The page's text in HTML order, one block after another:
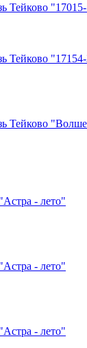
Тейково
Тейково
Тейково
- лето"
- лето"
- лето"